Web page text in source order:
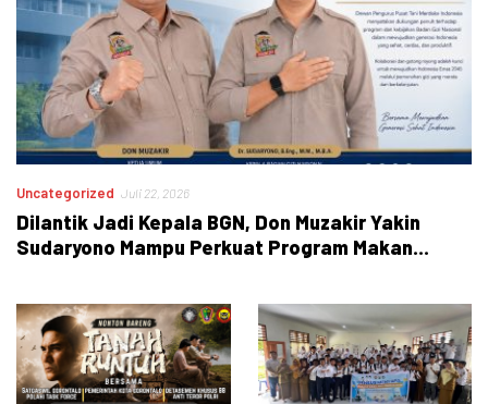
Uncategorized Juli 22, 2026
Dilantik Jadi Kepala BGN, Don Muzakir Yakin
Sudaryono Mampu Perkuat Program Makan